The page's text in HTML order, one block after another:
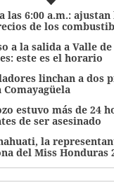
las 6:00 a.m.:
de los
a la salida a Valle
este es el horario
linchan a dos
estuvo más de 24
de ser asesinado
la
del Miss Honduras